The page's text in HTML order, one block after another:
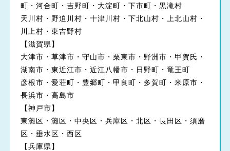
町・河合町・吉野町・大淀町・下市町・黒滝村
天川村・野迫川村・十津川村・下北山村・上北山村・
川上村・東吉野村
【滋賀県】
大津市・草津市・守山市・栗東市・野洲市・甲賀氏・
湖南市・東近江市・近江八幡市・日野町・竜王町
彦根市・愛荘町・豊郷町・甲良町・多賀町・米原市・
長浜市・高島市
【神戸市】
東灘区・灘区・中央区・兵庫区・北区・長田区・須磨
区・垂水区・西区
【兵庫県】